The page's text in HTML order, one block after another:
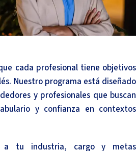
cada profesional tiene objetivos
Nuestro programa está diseñado
y profesionales que buscan
y confianza en contextos
a tu industria, cargo y metas